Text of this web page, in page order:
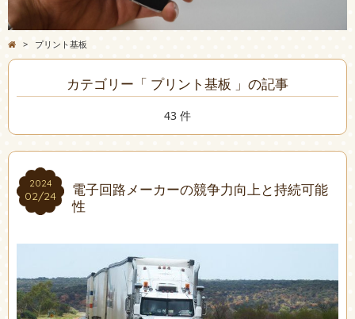
> プリント基板
カテゴリー「 プリント基板 」の記事
43 件
2024
02/24
2024
02/24
電子回路メーカーの競争力向上と持続可能
性